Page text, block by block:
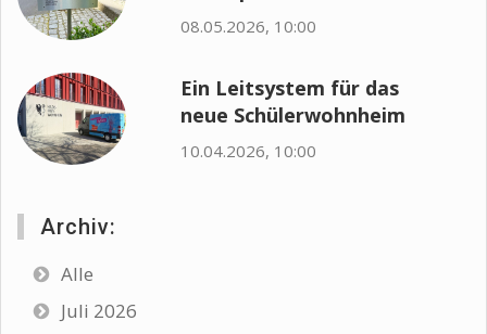
08.05.2026, 10:00
Ein Leitsystem für das
neue Schülerwohnheim
10.04.2026, 10:00
Archiv:
Alle
Juli 2026